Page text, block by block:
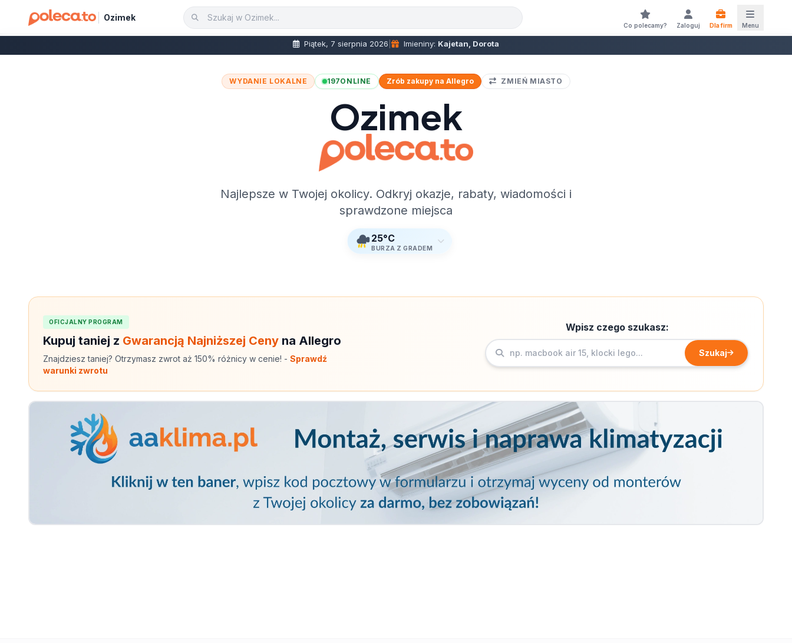
Ozimek
Co polecamy? Zaloguj Dla firm Menu
Piątek, 7 sierpnia 2026 Imieniny: Kajetan, Dorota
WYDANIE LOKALNE 197ONLINE Zrób zakupy na Allegro ZMIEŃ MIASTO
Ozimek
Najlepsze w Twojej okolicy. Odkryj okazje, rabaty, wiadomości i
sprawdzone miejsca
25°C
BURZA Z GRADEM
OFICJALNY PROGRAM
Kupuj taniej z Gwarancją Najniższej Ceny na Allegro
Znajdziesz taniej? Otrzymasz zwrot aż 150% różnicy w cenie! - Sprawdź
warunki zwrotu
Wpisz czego szukasz:
Szukaj